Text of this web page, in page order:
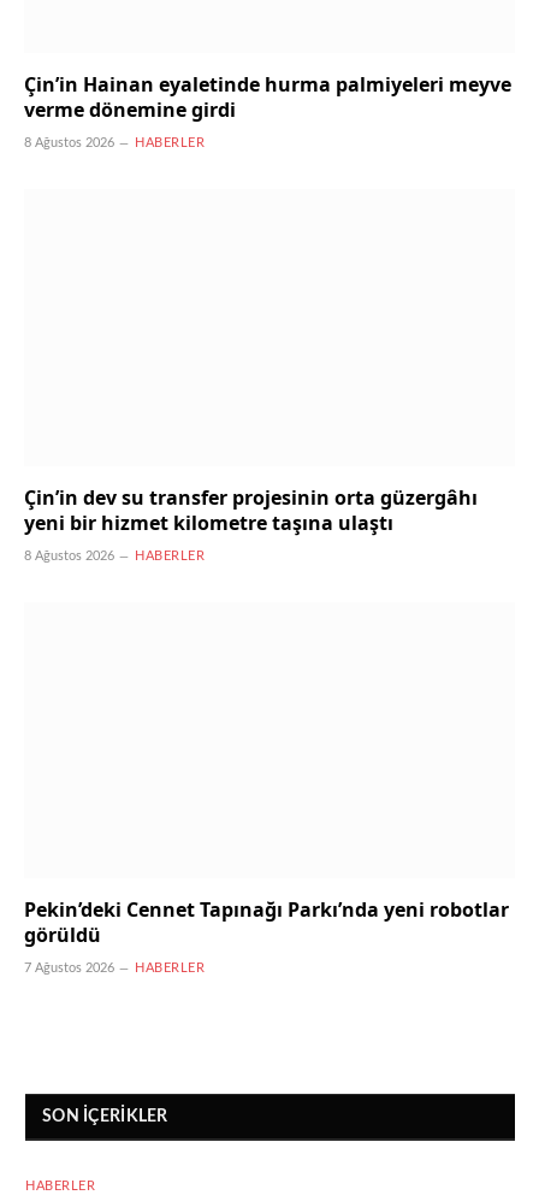
Çin’in Hainan eyaletinde hurma palmiyeleri meyve
verme dönemine girdi
8 Ağustos 2026 HABERLER
Çin’in dev su transfer projesinin orta güzergâhı
yeni bir hizmet kilometre taşına ulaştı
8 Ağustos 2026 HABERLER
Pekin’deki Cennet Tapınağı Parkı’nda yeni robotlar
görüldü
7 Ağustos 2026 HABERLER
SON İÇERIKLER
HABERLER